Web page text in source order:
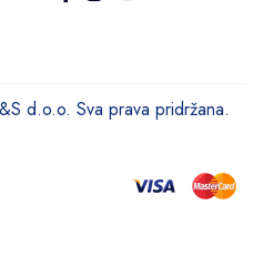
d.o.o. Sva prava pridržana.